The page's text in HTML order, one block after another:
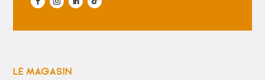
LE MAGASIN